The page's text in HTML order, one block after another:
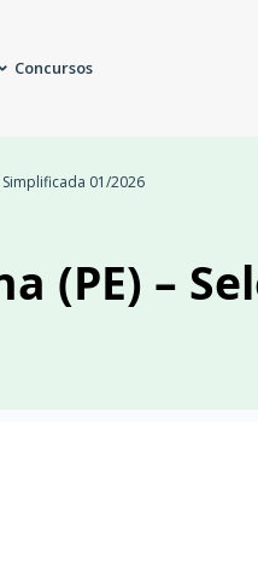
Concursos
Simplificada 01/2026
(PE) –